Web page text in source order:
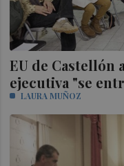
EU de Castellón
ejecutiva "se
LAURA MUÑOZ